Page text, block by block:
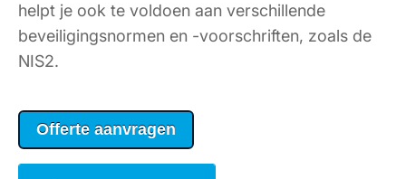
helpt je ook te voldoen aan verschillende
beveiligingsnormen en -voorschriften, zoals de
NIS2.
Offerte aanvragen